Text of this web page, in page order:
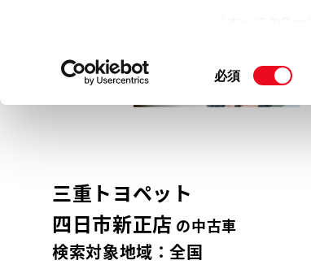
て」をご覧く
同
必須
三重トヨペット
四日市新正店 の中古車
検索対象地域：全国